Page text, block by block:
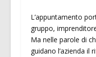
L’appuntamento
gruppo,
Ma nelle parole di
guidano l’azienda il